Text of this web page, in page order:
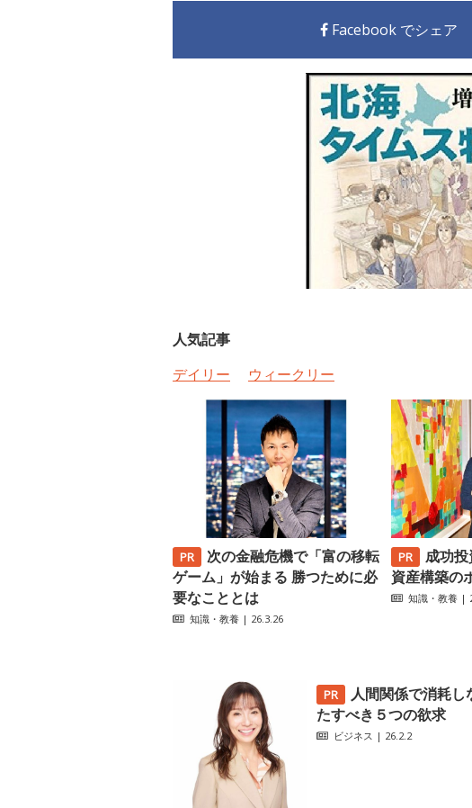
Facebook でシェア
人気記事
デイリー
ウィークリー
次の金融危機で「富の移転
ゲーム」が始まる 勝つために必
要なこととは
知識・教養 | 26.3.26
成功
資産構築の
知識・教養 |
人間関係で消耗
たすべき５つの欲求
ビジネス | 26.2.2